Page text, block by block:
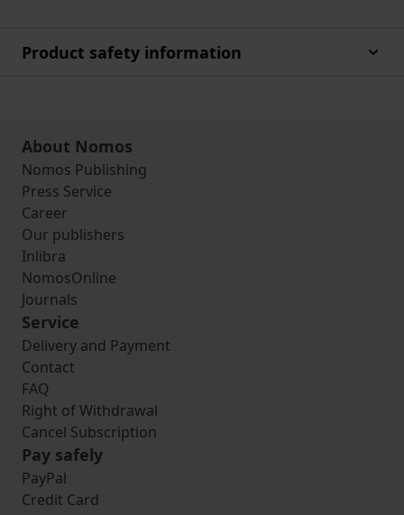
Product safety information
About Nomos
Nomos Publishing
Press Service
Career
Our publishers
Inlibra
NomosOnline
Journals
Service
Delivery and Payment
Contact
FAQ
Right of Withdrawal
Cancel Subscription
Pay safely
PayPal
Credit Card